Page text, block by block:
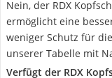
Nein, der RDX
ermöglicht eine
weniger Schutz für
unserer Tabelle mit
Verfügt der RDX